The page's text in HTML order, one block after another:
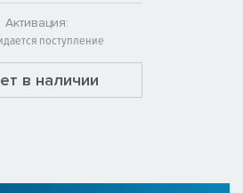
Активация:
поступление
в наличии